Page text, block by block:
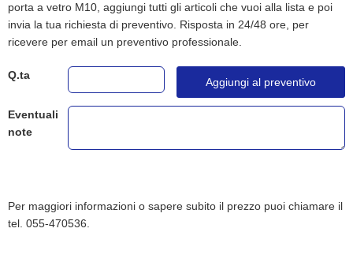
porta a vetro M10, aggiungi tutti gli articoli che vuoi alla lista e poi
invia la tua richiesta di preventivo. Risposta in 24/48 ore, per
ricevere per email un preventivo professionale.
Q.ta
Aggiungi al preventivo
Eventuali
note
Per maggiori informazioni o sapere subito il prezzo puoi chiamare il
tel. 055-470536.